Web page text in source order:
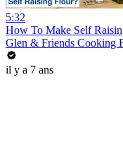
5:32
How To Make Self
Glen & Friends Cooking
il y a 7 ans